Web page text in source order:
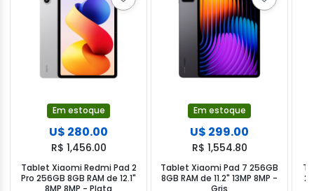
Em estoque
U$ 280.00
R$ 1,456.00
Tablet Xiaomi Redmi Pad 2
Pro 256GB 8GB RAM de 12.1"
8MP 8MP - Plata
Em estoque
U$ 299.00
R$ 1,554.80
Tablet Xiaomi Pad 7 256GB
8GB RAM de 11.2" 13MP 8MP -
Gris